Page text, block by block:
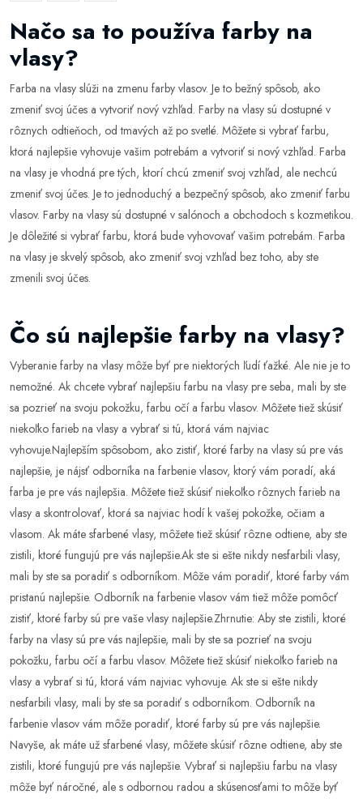
Načo sa to používa farby na
vlasy?
Farba na vlasy slúži na zmenu farby vlasov. Je to bežný spôsob, ako
zmeniť svoj účes a vytvoriť nový vzhľad. Farby na vlasy sú dostupné v
rôznych odtieňoch, od tmavých až po svetlé. Môžete si vybrať farbu,
ktorá najlepšie vyhovuje vašim potrebám a vytvoriť si nový vzhľad. Farba
na vlasy je vhodná pre tých, ktorí chcú zmeniť svoj vzhľad, ale nechcú
zmeniť svoj účes. Je to jednoduchý a bezpečný spôsob, ako zmeniť farbu
vlasov. Farby na vlasy sú dostupné v salónoch a obchodoch s kozmetikou.
Je dôležité si vybrať farbu, ktorá bude vyhovovať vašim potrebám. Farba
na vlasy je skvelý spôsob, ako zmeniť svoj vzhľad bez toho, aby ste
zmenili svoj účes.
Čo sú najlepšie farby na vlasy?
Vyberanie farby na vlasy môže byť pre niektorých ľudí ťažké. Ale nie je to
nemožné. Ak chcete vybrať najlepšiu farbu na vlasy pre seba, mali by ste
sa pozrieť na svoju pokožku, farbu očí a farbu vlasov. Môžete tiež skúsiť
niekoľko farieb na vlasy a vybrať si tú, ktorá vám najviac
vyhovuje.Najlepším spôsobom, ako zistiť, ktoré farby na vlasy sú pre vás
najlepšie, je nájsť odborníka na farbenie vlasov, ktorý vám poradí, aká
farba je pre vás najlepšia. Môžete tiež skúsiť niekoľko rôznych farieb na
vlasy a skontrolovať, ktorá sa najviac hodí k vašej pokožke, očiam a
vlasom. Ak máte sfarbené vlasy, môžete tiež skúsiť rôzne odtiene, aby ste
zistili, ktoré fungujú pre vás najlepšie.Ak ste si ešte nikdy nesfarbili vlasy,
mali by ste sa poradiť s odborníkom. Môže vám poradiť, ktoré farby vám
pristanú najlepšie. Odborník na farbenie vlasov vám tiež môže pomôcť
zistiť, ktoré farby sú pre vaše vlasy najlepšie.Zhrnutie: Aby ste zistili, ktoré
farby na vlasy sú pre vás najlepšie, mali by ste sa pozrieť na svoju
pokožku, farbu očí a farbu vlasov. Môžete tiež skúsiť niekoľko farieb na
vlasy a vybrať si tú, ktorá vám najviac vyhovuje. Ak ste si ešte nikdy
nesfarbili vlasy, mali by ste sa poradiť s odborníkom. Odborník na
farbenie vlasov vám môže poradiť, ktoré farby sú pre vás najlepšie.
Navyše, ak máte už sfarbené vlasy, môžete skúsiť rôzne odtiene, aby ste
zistili, ktoré fungujú pre vás najlepšie. Vybrať si najlepšiu farbu na vlasy
môže byť náročné, ale s odbornou radou a skúsenosťami to môže byť